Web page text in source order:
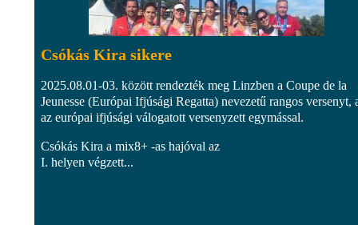
Csókás Kira sikere
2025.08.01-03. között rendezték meg Linzben a Coupe de la
Jeunesse (Európai Ifjúsági Regatta) nevezetű rangos versenyt,
az európai ifjúsági válogatott versenyzett egymással.
Csókás Kira a mix8+ -as hajóval az
I. helyen végzett...